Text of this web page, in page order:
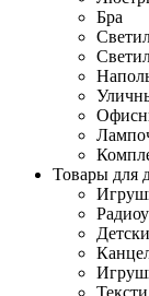
Бра
Товары для